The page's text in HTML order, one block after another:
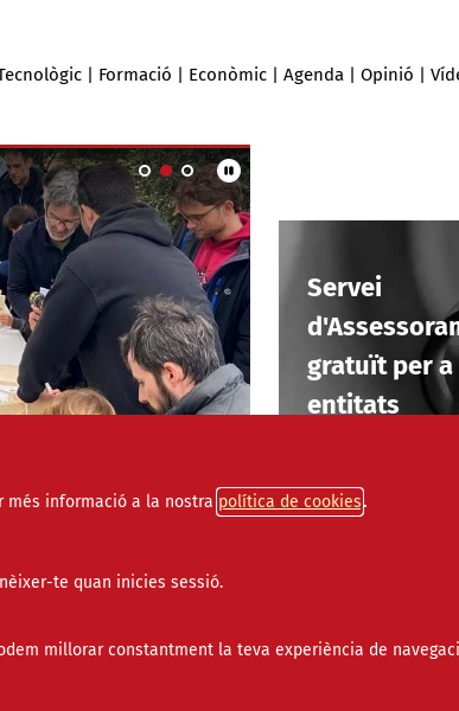
més informació a la nostra política de cookies
te quan inicies sessió.
millorar constantment la teva experiència de
| Formació | Econòmic | Agenda | Opinió |
per reivindicar la
Servei
gratuït per a
entitats